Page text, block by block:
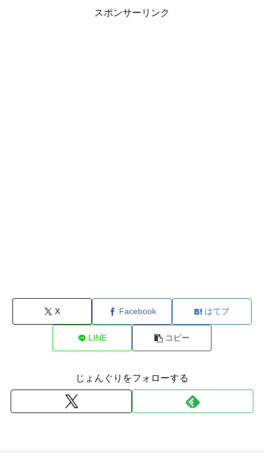
スポンサーリンク
X Facebook はてブ
LINE コピー
じょんぐりをフォローする